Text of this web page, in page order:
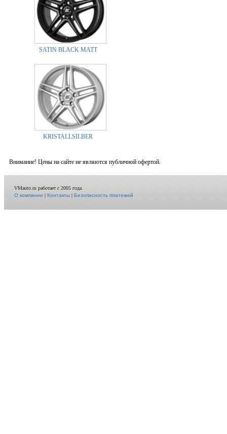
SATIN BLACK MATT
KRISTALLSILBER
Внимание! Цены на сайте не являются публичной офертой.
VMauto.ru работает с 2005 года.
О компании|Контакты|Безопасность платежей